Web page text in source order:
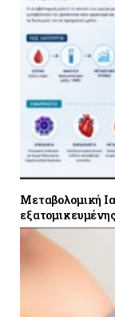
Μεταβολομική